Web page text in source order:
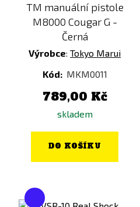
TM manuální pistole
M8000 Cougar G -
Černá
Výrobce: Tokyo Marui
Kód: MKM0011
789,00 Kč
skladem
DO KOŠÍKU